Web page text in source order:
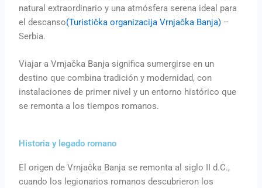
natural extraordinario y una atmósfera serena ideal para
el descanso(Turistička organizacija Vrnjačka Banja) –
Serbia.
Viajar a Vrnjačka Banja significa sumergirse en un
destino que combina tradición y modernidad, con
instalaciones de primer nivel y un entorno histórico que
se remonta a los tiempos romanos.
Historia y legado romano
El origen de Vrnjačka Banja se remonta al siglo II d.C.,
cuando los legionarios romanos descubrieron los